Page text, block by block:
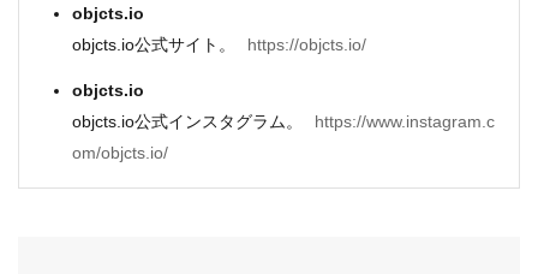
objcts.io
objcts.io公式サイト。
https://objcts.io/
objcts.io
objcts.io公式インスタグラム。
https://www.instagram.c
om/objcts.io/